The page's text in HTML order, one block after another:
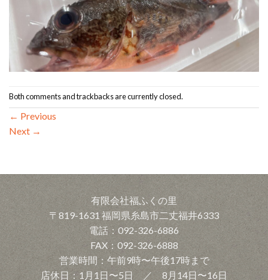
Both comments and trackbacks are currently closed.
← Previous
Next →
有限会社福ふくの里
〒819-1631 福岡県糸島市二丈福井6333
電話：092-326-6886
FAX：092-326-6888
営業時間：午前9時〜午後17時まで
店休日：1月1日〜5日 ／ 8月14日〜16日